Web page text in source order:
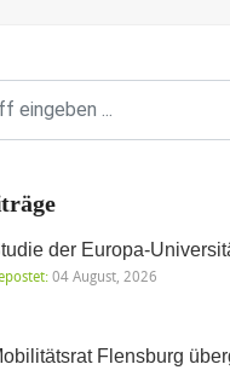
der Europa-
04 August, 2026
Flensburg